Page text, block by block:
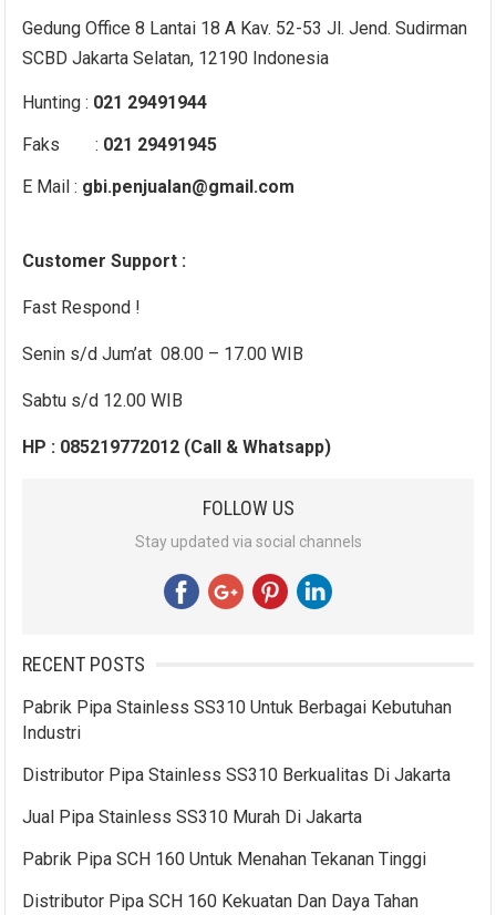
Gedung Office 8 Lantai 18 A Kav. 52-53 Jl. Jend. Sudirman
SCBD Jakarta Selatan, 12190 Indonesia
Hunting : 021 29491944
Faks : 021 29491945
E Mail : gbi.penjualan@gmail.com
Customer Support :
Fast Respond !
Senin s/d Jum’at 08.00 – 17.00 WIB
Sabtu s/d 12.00 WIB
HP : 085219772012 (Call & Whatsapp)
FOLLOW US
Stay updated via social channels
RECENT POSTS
Pabrik Pipa Stainless SS310 Untuk Berbagai Kebutuhan
Industri
Distributor Pipa Stainless SS310 Berkualitas Di Jakarta
Jual Pipa Stainless SS310 Murah Di Jakarta
Pabrik Pipa SCH 160 Untuk Menahan Tekanan Tinggi
Distributor Pipa SCH 160 Kekuatan Dan Daya Tahan